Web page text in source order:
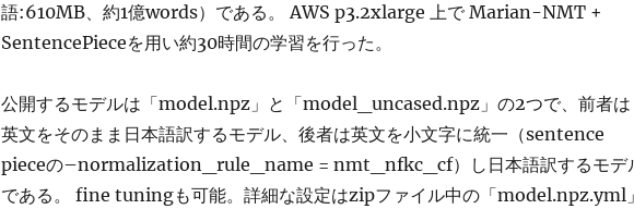
語:610MB、約1億words）である。 AWS p3.2xlarge 上で Marian-NMT +
SentencePieceを用い約30時間の学習を行った。
公開するモデルは「model.npz」と「model_uncased.npz」の2つで、前者は
英文をそのまま日本語訳するモデル、後者は英文を小文字に統一（sentence
pieceの–normalization_rule_name = nmt_nfkc_cf）し日本語訳するモデ
である。 fine tuningも可能。詳細な設定はzipファイル中の「model.npz.yml